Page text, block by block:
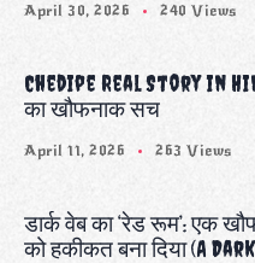
April 30, 2026 240 Views
Chedipe Real Story in
का खौफनाक सच
April 11, 2026 263 Views
डार्क वेब का ‘रेड रूम’: एक
को हकीकत बना दिया (A